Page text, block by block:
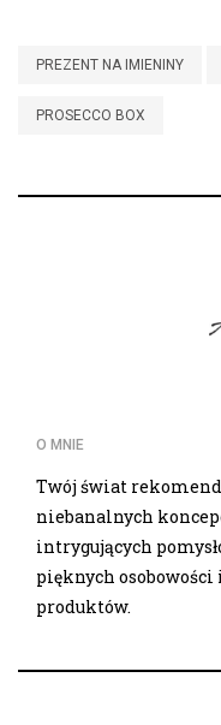
PREZENT NA IMIENINY
PROSECCO BOX
O MNIE
Twój świat
niebanalnych
intrygujących
pięknych
produktów.